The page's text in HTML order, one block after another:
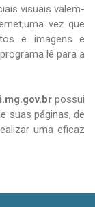
visuais valem-
vez que
e imagens e
lê para a
possui
suas páginas, de
uma eficaz